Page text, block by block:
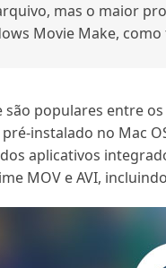
mas o maior
Movie Make,
são populares entre
instalado no Mac
aplicativos
MOV e AVI,